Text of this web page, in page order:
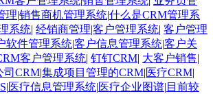
理|销售商机管理系统|什么是CRM管理系
系统| 经销商管理|客户管理系统| 客户管理
软件管理系统|客户信息管理系统|客户关
客户管理系统| 钉钉CRM| 大客户销售|
司CRM|集成项目管理的CRM|医疗CRM|
|医疗信息管理系统|医疗企业图谱| ​目前较